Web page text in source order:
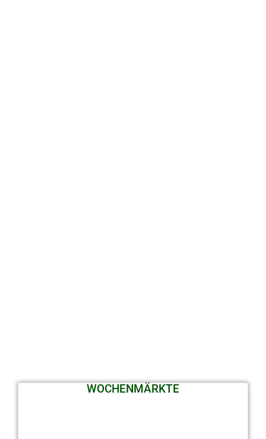
WOCHENMÄRKTE